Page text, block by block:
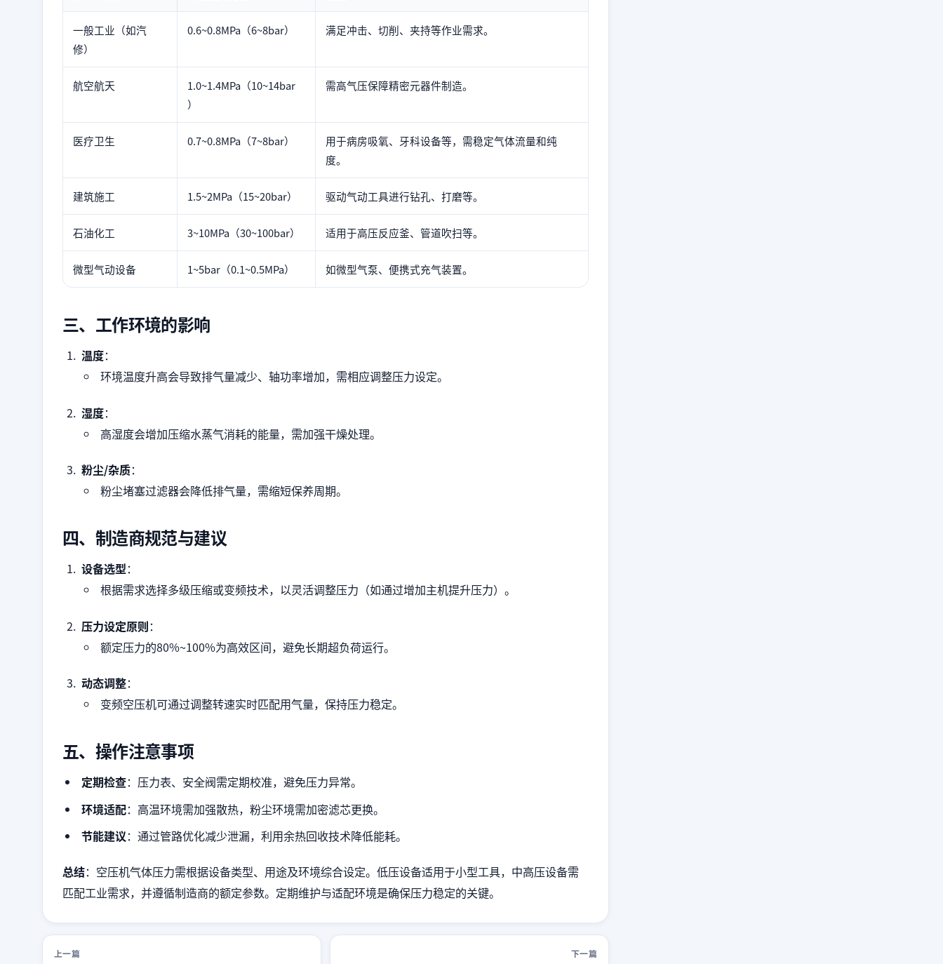
一般工业（如汽
修）
0.6~0.8MPa（6~8bar） 满足冲击、切削、夹持等作业需求。
航空航天
1.0~1.4MPa（10~14bar
）
需高气压保障精密元器件制造。
医疗卫生 0.7~0.8MPa（7~8bar）
用于病房吸氧、牙科设备等，需稳定气体流量和纯
度。
建筑施工 1.5~2MPa（15~20bar） 驱动气动工具进行钻孔、打磨等。
石油化工 3~10MPa（30~100bar） 适用于高压反应釜、管道吹扫等。
微型气动设备 1~5bar（0.1~0.5MPa） 如微型气泵、便携式充气装置。
三、工作环境的影响
温度：
环境温度升高会导致排气量减少、轴功率增加，需相应调整压力设定。
湿度：
高湿度会增加压缩水蒸气消耗的能量，需加强干燥处理。
粉尘/杂质：
粉尘堵塞过滤器会降低排气量，需缩短保养周期。
四、制造商规范与建议
设备选型：
根据需求选择多级压缩或变频技术，以灵活调整压力（如通过增加主机提升压力）。
压力设定原则：
额定压力的80%~100%为高效区间，避免长期超负荷运行。
动态调整：
变频空压机可通过调整转速实时匹配用气量，保持压力稳定。
五、操作注意事项
定期检查：压力表、安全阀需定期校准，避免压力异常。
环境适配：高温环境需加强散热，粉尘环境需加密滤芯更换。
节能建议：通过管路优化减少泄漏，利用余热回收技术降低能耗。
总结：空压机气体压力需根据设备类型、用途及环境综合设定。低压设备适用于小型工具，中高压设备需
匹配工业需求，并遵循制造商的额定参数。定期维护与适配环境是确保压力稳定的关键。
上一篇 下一篇